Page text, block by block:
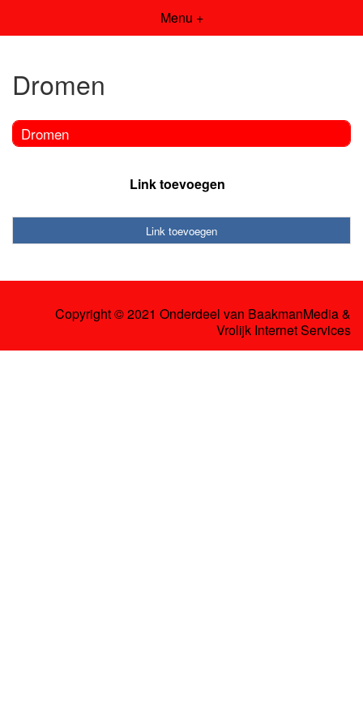
Menu +
Dromen
Dromen
Link toevoegen
Link toevoegen
Copyright © 2021 Onderdeel van BaakmanMedia&
Vrolijk Internet Services